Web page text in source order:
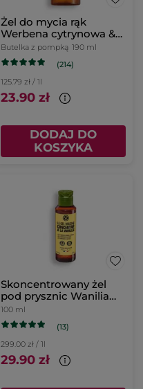
Żel do mycia rąk
Werbena cytrynowa &
Kwiat rumianku 190 ml
Butelka z pompką 190 ml
(214)
125.79 zł / 1l
23.90 zł
DODAJ DO
KOSZYKA
Skoncentrowany żel
pod prysznic Wanilia
Bourbon 100 ml
100 ml
(13)
299.00 zł / 1l
29.90 zł